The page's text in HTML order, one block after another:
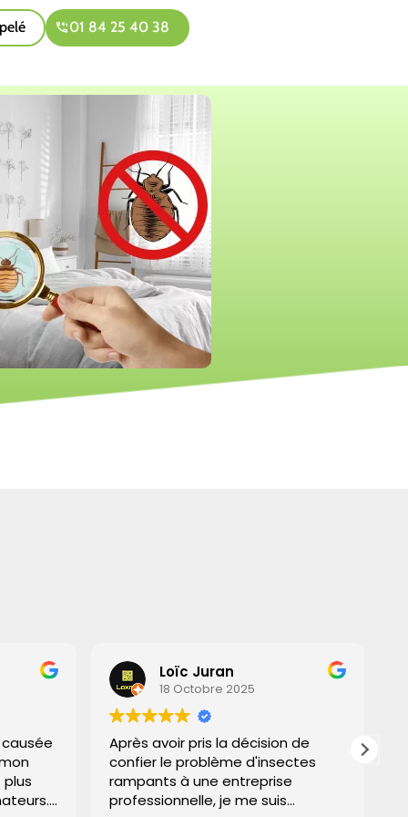
01 84 25 40 38
Loïc Juran
18 Octobre 2025
Après avoir pris la décision de
confier le problème d'insectes
rampants à une entreprise
professionnelle, je me suis
J'ai